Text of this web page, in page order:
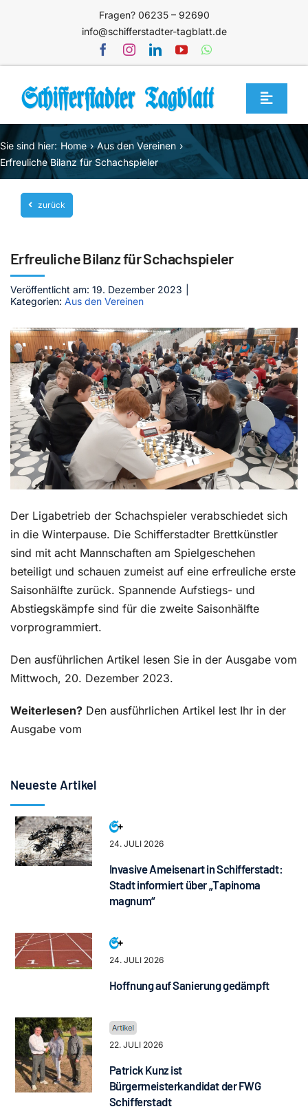
Fragen? 06235 – 92690
info@schifferstadter-tagblatt.de
Toggle
Home
Themen
Blog
Unternehmen
Mediathek
Jetzt abonnieren
Kontakt
Sie sind hier: Home
Aus den Vereinen
Erfreuliche Bilanz für Schachspieler
zurück
Erfreuliche Bilanz für Schachspieler
Veröffentlicht am: 19. Dezember 2023
Kategorien: Aus den Vereinen
Der Ligabetrieb der Schachspieler verabschiedet sich
in die Winterpause. Die Schifferstadter Brettkünstler
sind mit acht Mannschaften am Spielgeschehen
beteiligt und schauen zumeist auf eine erfreuliche erste
Saisonhälfte zurück. Spannende Aufstiegs- und
Abstiegskämpfe sind für die zweite Saisonhälfte
vorprogrammiert.
Den ausführlichen Artikel lesen Sie in der Ausgabe vom
Mittwoch, 20. Dezember 2023.
Weiterlesen? Den ausführlichen Artikel lest Ihr in der
Ausgabe vom
Neueste Artikel
24. JULI 2026
Invasive Ameisenart in Schifferstadt:
Stadt informiert über „Tapinoma
magnum“
24. JULI 2026
Hoffnung auf Sanierung gedämpft
22. JULI 2026
Patrick Kunz ist
Bürgermeisterkandidat der FWG
Schifferstadt